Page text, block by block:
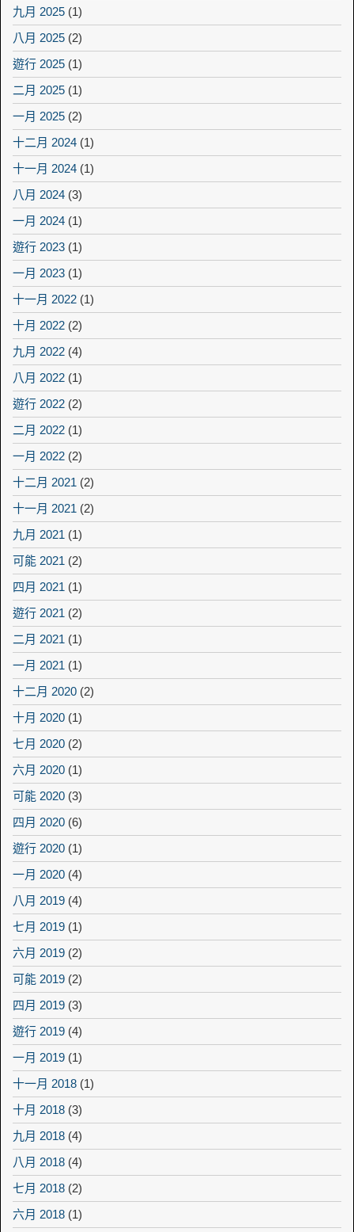
九月 2025 (1)
八月 2025 (2)
遊行 2025 (1)
二月 2025 (1)
一月 2025 (2)
十二月 2024 (1)
十一月 2024 (1)
八月 2024 (3)
一月 2024 (1)
遊行 2023 (1)
一月 2023 (1)
十一月 2022 (1)
十月 2022 (2)
九月 2022 (4)
八月 2022 (1)
遊行 2022 (2)
二月 2022 (1)
一月 2022 (2)
十二月 2021 (2)
十一月 2021 (2)
九月 2021 (1)
可能 2021 (2)
四月 2021 (1)
遊行 2021 (2)
二月 2021 (1)
一月 2021 (1)
十二月 2020 (2)
十月 2020 (1)
七月 2020 (2)
六月 2020 (1)
可能 2020 (3)
四月 2020 (6)
遊行 2020 (1)
一月 2020 (4)
八月 2019 (4)
七月 2019 (1)
六月 2019 (2)
可能 2019 (2)
四月 2019 (3)
遊行 2019 (4)
一月 2019 (1)
十一月 2018 (1)
十月 2018 (3)
九月 2018 (4)
八月 2018 (4)
七月 2018 (2)
六月 2018 (1)